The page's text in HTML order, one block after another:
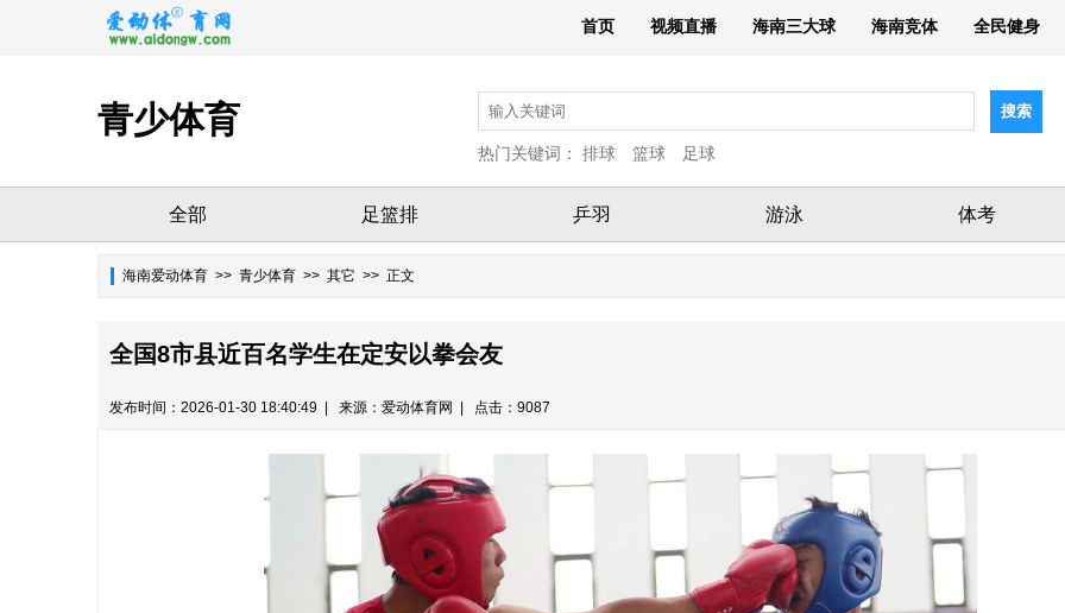
首页 视频直播 海南三大球 海南竞体 全民健身
青少体育
热门关键词： 排球 篮球 足球
全部 足篮排 乒羽 游泳 体考
海南爱动体育 >> 青少体育 >> 其它 >> 正文
全国8市县近百名学生在定安以拳会友
发布时间：2026-01-30 18:40:49 | 来源：爱动体育网 | 点击：9087